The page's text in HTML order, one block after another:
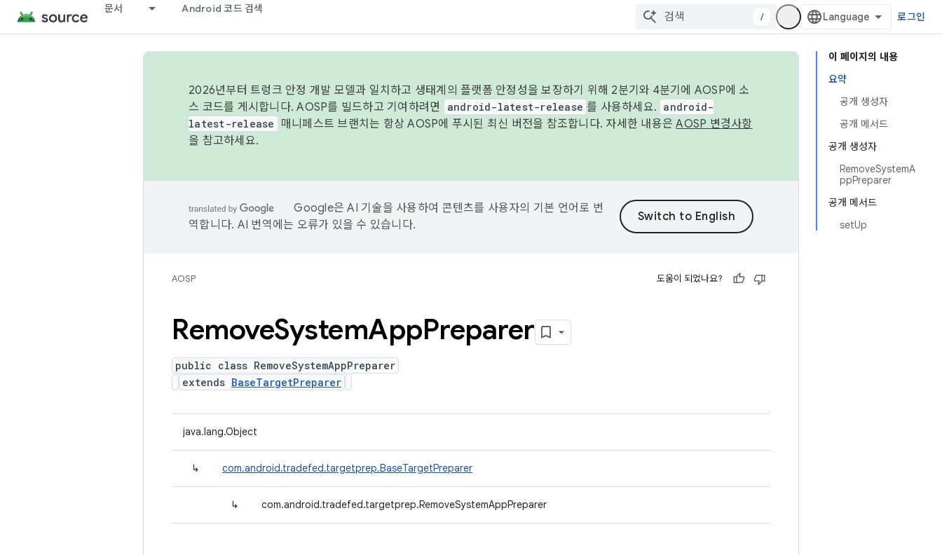
문서 Android 코드 검색
/ 로그인
이 페이지의 내용
요약
공개 생성자
공개 메서드
공개 생성자
RemoveSystemA
ppPreparer
공개 메서드
setUp
2026년부터 트렁크 안정 개발 모델과 일치하고 생태계의 플랫폼 안정성을 보장하기 위해 2분기와 4분기에 AOSP에 소
스 코드를 게시합니다. AOSP를 빌드하고 기여하려면
android-latest-release 를 사용하세요. android-
latest-release
매니페스트 브랜치는 항상 AOSP에 푸시된 최신 버전을 참조합니다. 자세한 내용은AOSP 변경사항
을 참고하세요.
Google은 AI 기술을 사용하여 콘텐츠를 사용자의 기본 언어로 번
역합니다. AI 번역에는 오류가 있을 수 있습니다.
AOSP 도움이 되었나요?
RemoveSystemAppPreparer
public class RemoveSystemAppPreparer
extends BaseTargetPreparer
java.lang.Object
↳ com.android.tradefed.targetprep.BaseTargetPreparer
↳ com.android.tradefed.targetprep.RemoveSystemAppPreparer